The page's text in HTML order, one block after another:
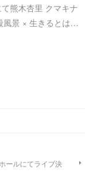
熊木杏里 クマキナ
風景 × 生きるとは…
ールにてライブ決